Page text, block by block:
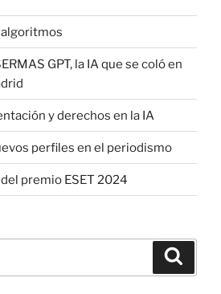
GPT, la IA que se coló en
y derechos en la IA
perfiles en el periodismo
premio ESET 2024